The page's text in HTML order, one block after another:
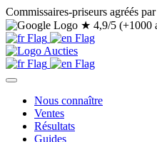
Commissaires-priseurs agréés
★ 4,9/5 (+1000
Nous connaître
Ventes
Résultats
Guides